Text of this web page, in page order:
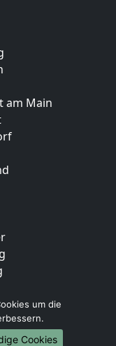
am Main
um die
Cookies